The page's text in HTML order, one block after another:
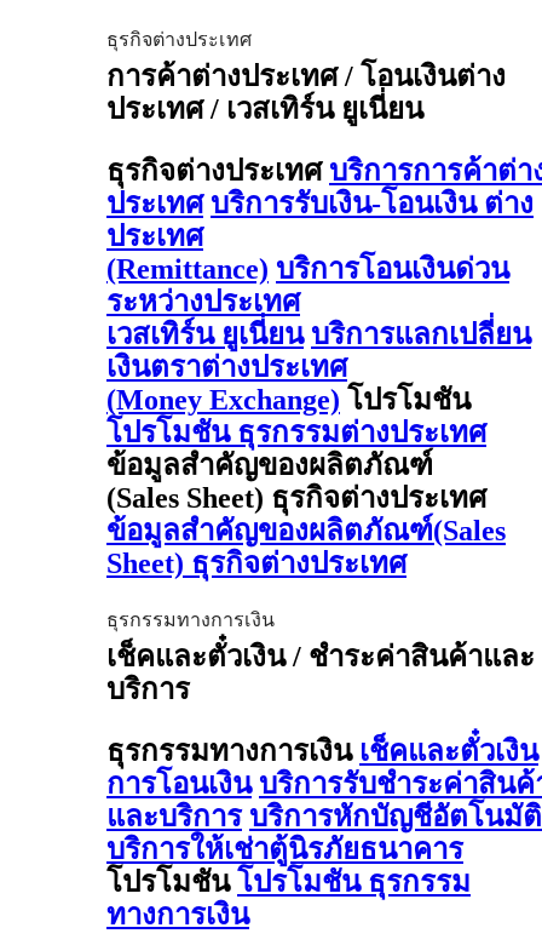
ธุรกิจต่างประเทศ
การค้าต่างประเทศ / โอนเงินต่าง
ประเทศ / เวสเทิร์น ยูเนี่ยน
ธุรกิจต่างประเทศ บริการการค้าต่า
ประเทศ บริการรับเงิน-โอนเงิน ต่าง
ประเทศ
(Remittance) บริการโอนเงินด่วน
ระหว่างประเทศ
เวสเทิร์น ยูเนี่ยน บริการแลกเปลี่ยน
เงินตราต่างประเทศ
(Money Exchange) โปรโมชัน
โปรโมชัน ธุรกรรมต่างประเทศ
ข้อมูลสำคัญของผลิตภัณฑ์
(Sales Sheet) ธุรกิจต่างประเทศ
ข้อมูลสำคัญของผลิตภัณฑ์(Sales
Sheet) ธุรกิจต่างประเทศ
ธุรกรรมทางการเงิน
เช็คและตั๋วเงิน / ชำระค่าสินค้าและ
บริการ
ธุรกรรมทางการเงิน เช็คและตั๋วเงิน
การโอนเงิน บริการรับชำระค่าสินค้
และบริการ บริการหักบัญชีอัตโนมัติ
บริการให้เช่าตู้นิรภัยธนาคาร
โปรโมชัน โปรโมชัน ธุรกรรม
ทางการเงิน